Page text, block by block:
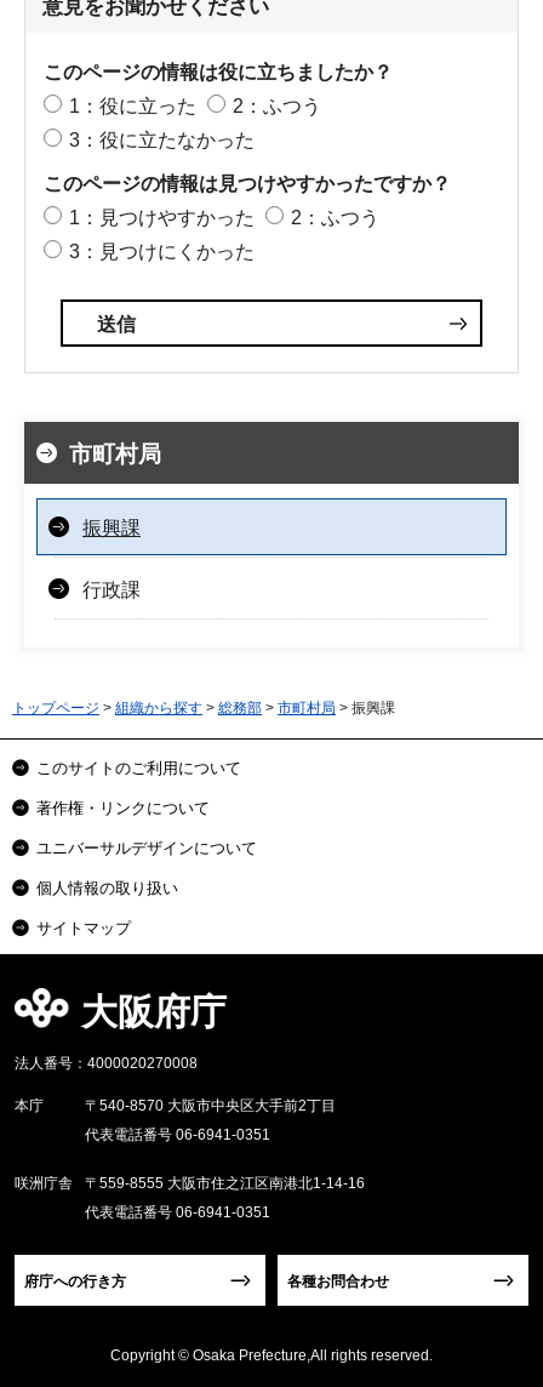
意見をお聞かせください
このページの情報は役に立ちましたか？
1：役に立った
2：ふつう
3：役に立たなかった
このページの情報は見つけやすかったですか？
1：見つけやすかった
2：ふつう
3：見つけにくかった
市町村局
振興課
行政課
トップページ > 組織から探す > 総務部 > 市町村局 > 振興課
このサイトのご利用について
著作権・リンクについて
ユニバーサルデザインについて
個人情報の取り扱い
サイトマップ
大阪府庁
法人番号：4000020270008
本庁
〒540-8570 大阪市中央区大手前2丁目
代表電話番号 06-6941-0351
咲洲庁舎
〒559-8555 大阪市住之江区南港北1-14-16
代表電話番号 06-6941-0351
府庁への行き方 各種お問合わせ
Copyright © Osaka Prefecture,All rights reserved.